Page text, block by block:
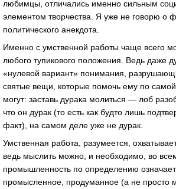
любимцы, отличались именно сильным
элементом творчества. Я уже не говорю о
политического анекдота.
Именно с умственной работы чаще всего
любого тупикового положения. Ведь даже
«нулевой вариант» понимания,
святые вещи, которые помочь ему по
могут: заставь дурака молиться — лоб
что он дурак (то есть как будто лишь
факт), на самом деле уже не дурак.
Умственная работа, разумеется,
ведь мыслить можно, и необходимо, во
промышленность по определению
промысленное, продуманное (а не просто